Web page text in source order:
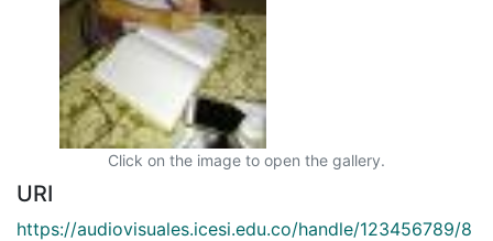
Click on the image to open the gallery.
URI
https://audiovisuales.icesi.edu.co/handle/123456789/8